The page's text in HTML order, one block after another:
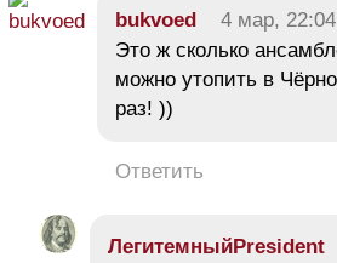
bukvoed 4 мар, 22:04
Это ж сколько
можно утопить в
раз! ))
Ответить
ЛегитемныйPresident